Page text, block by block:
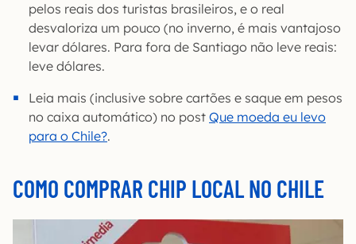
pelos reais dos turistas brasileiros, e o real
desvaloriza um pouco (no inverno, é mais vantajoso
levar dólares. Para fora de Santiago não leve reais:
leve dólares.
Leia mais (inclusive sobre cartões e saque em pesos
no caixa automático) no post Que moeda eu levo
para o Chile?.
COMO COMPRAR CHIP LOCAL NO CHILE